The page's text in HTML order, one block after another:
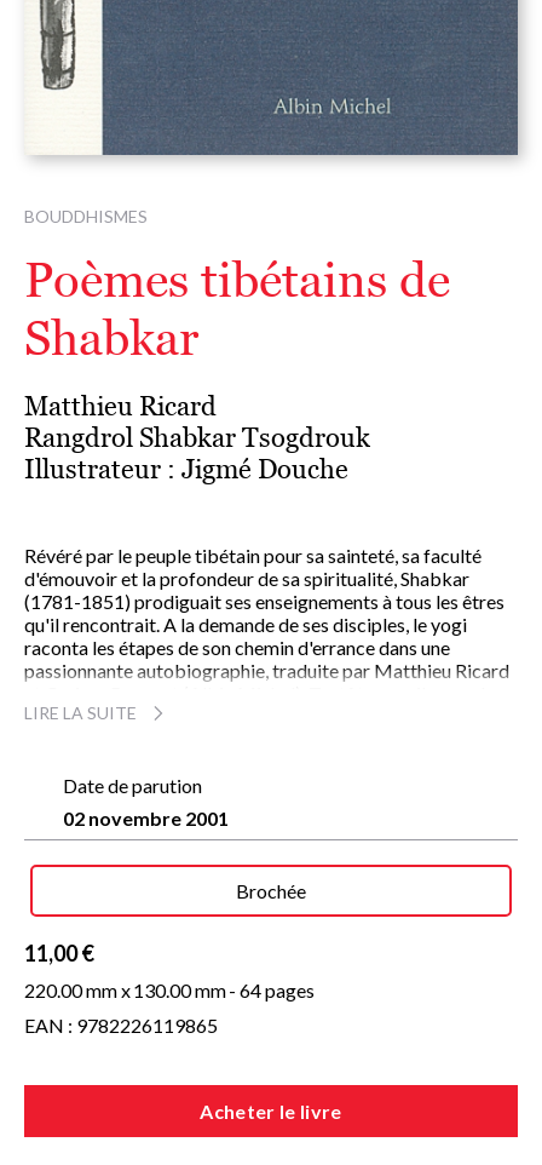
BOUDDHISMES
Poèmes tibétains de
Shabkar
Matthieu Ricard
Rangdrol Shabkar Tsogdrouk
Illustrateur : Jigmé Douche
Révéré par le peuple tibétain pour sa sainteté, sa faculté
d'émouvoir et la profondeur de sa spiritualité, Shabkar
(1781-1851) prodiguait ses enseignements à tous les êtres
qu'il rencontrait. A la demande de ses disciples, le yogi
raconta les étapes de son chemin d'errance dans une
passionnante autobiographie, traduite par Matthieu Ricard
vie quotidienne, tantôt hymnes exposant les fondements de
Pour exprimer le plus fidèlement les chants poétiques de
Shabkar, Jigmé Douche s'est basé sur quatre écritures
tibétaines, qu'il a revisitées dans une interprétation
créations contemporaines, rythmées et élégantes,
profondément imprégnées de toute la symbolique tibétaine,
les calligraphies de Jigmé Douche sont autant de
témoignages d'une culture en voie de disparition.
LIRE LA SUITE
Date de parution
02 novembre 2001
Brochée
11,00 €
220.00 mm x130.00 mm- 64 pages
EAN : 9782226119865
Acheter le livre